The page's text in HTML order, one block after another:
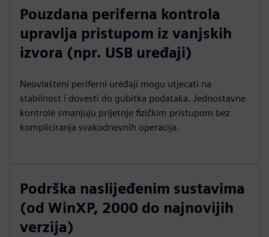
Pouzdana periferna kontrola
upravlja pristupom iz vanjskih
izvora (npr. USB uređaji)
Neovlašteni periferni uređaji mogu utjecati na
stabilnost i dovesti do gubitka podataka. Jednostavne
kontrole smanjuju prijetnje fizičkim pristupom bez
kompliciranja svakodnevnih operacija.
Podrška naslijeđenim sustavima
(od WinXP, 2000 do najnovijih
verzija)